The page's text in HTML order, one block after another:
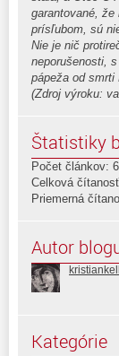
garantované,
prísľubom, sú
Nie je nič
neporušenosti,
pápeža od smrti
(Zdroj výroku:
Štatistiky
Počet článkov:
Celková
Priemerná
Autor
Kategórie